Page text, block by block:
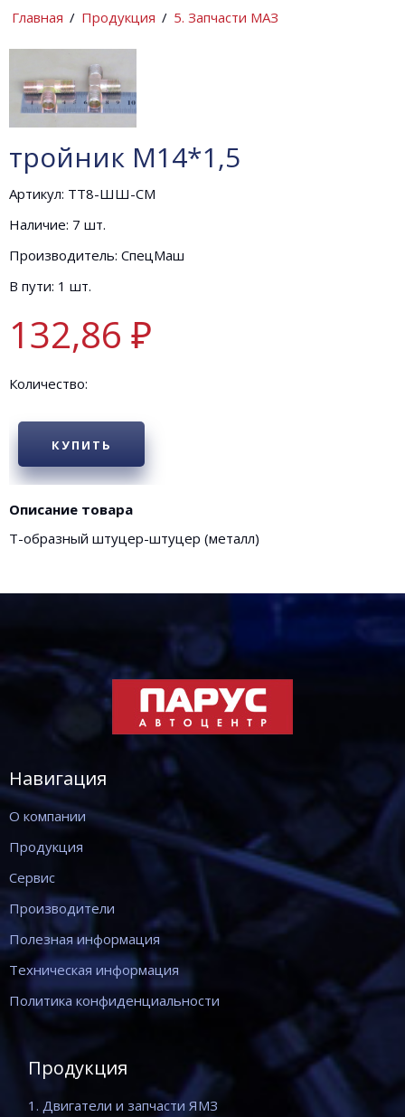
Главная / Продукция / 5. Запчасти МАЗ
тройник М14*1,5
Артикул: ТТ8-ШШ-СМ
Наличие: 7 шт.
Производитель: СпецМаш
В пути: 1 шт.
132,86 ₽
Количество:
КУПИТЬ
Описание товара
Т-образный штуцер-штуцер (металл)
Навигация
О компании
Продукция
Сервис
Производители
Полезная информация
Техническая информация
Политика конфиденциальности
Продукция
1. Двигатели и запчасти ЯМЗ